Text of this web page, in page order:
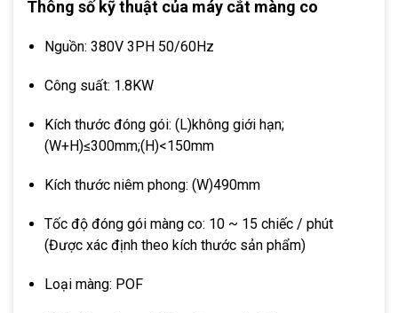
Thông số kỹ thuật của máy cắt màng co
Nguồn: 380V 3PH 50/60Hz
Công suất: 1.8KW
Kích thước đóng gói: (L)không giới hạn;
(W+H)≤300mm;(H)<150mm
Kích thước niêm phong: (W)490mm
Tốc độ đóng gói màng co: 10 ~ 15 chiếc / phút
(Được xác định theo kích thước sản phẩm)
Loại màng: POF